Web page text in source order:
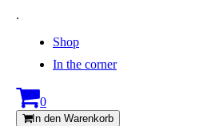
.
Shop
In the corner
0
In den Warenkorb